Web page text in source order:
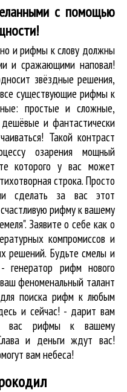
с помощью
и рифмы к слову должны
и сражающими наповал!
звёздные решения,
существующие рифмы к
простые и сложные,
и фантастически
Такой контраст
озарения мощный
которого у вас может
строка. Просто
сделать за вас этот
рифму к вашему
Заявите о себе как о
компромиссов и
решений. Будьте смелы и
генератор рифм нового
феноменальный талант
поиска рифмк любым
и сейчас! - дарит вам
вас рифмы к вашему
и деньги ждут вас!
вам небеса!